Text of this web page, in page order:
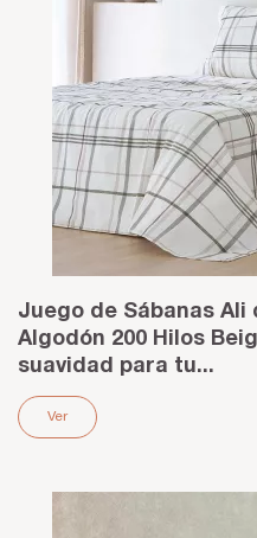
Juego de Sábanas Ali
Algodón 200 Hilos
suavidad para tu...
Ver